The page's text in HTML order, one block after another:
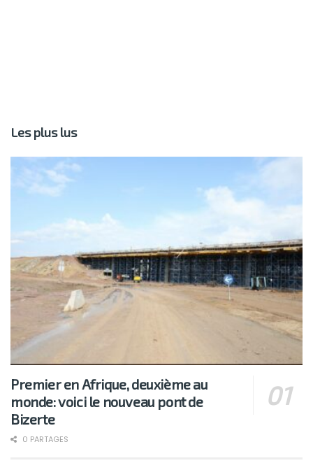
Les plus lus
Premier en Afrique, deuxième au
monde: voici le nouveau pont de
Bizerte
0 PARTAGES